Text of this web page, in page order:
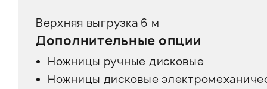
Верхняя выгрузка 6 м
Дополнительные опции
Ножницы ручные дисковые
Ножницы дисковые